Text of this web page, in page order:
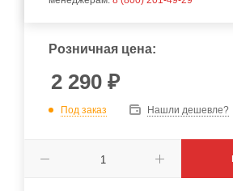
Розничная цена:
2 290 ₽
Под заказ Нашли дешевле?